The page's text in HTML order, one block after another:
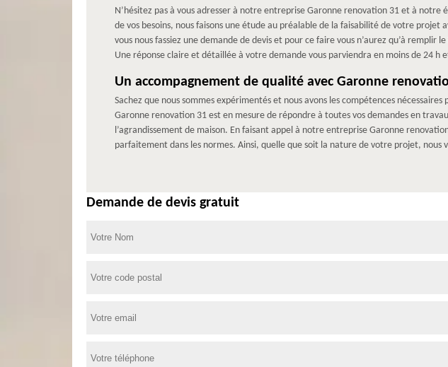
N’hésitez pas à vous adresser à notre entreprise Garonne renovation 31 et à
de vos besoins, nous faisons une étude au préalable de la faisabilité de votre
vous nous fassiez une demande de devis et pour ce faire vous n’aurez qu’à
Une réponse claire et détaillée à votre demande vous parviendra en moins de 24 h
Un accompagnement de qualité avec Garonne
Sachez que nous sommes expérimentés et nous avons les compétences
Garonne renovation 31 est en mesure de répondre à toutes vos demandes en
l’agrandissement de maison. En faisant appel à notre entreprise Garonne
parfaitement dans les normes. Ainsi, quelle que soit la nature de votre projet, nous
Demande de devis gratuit